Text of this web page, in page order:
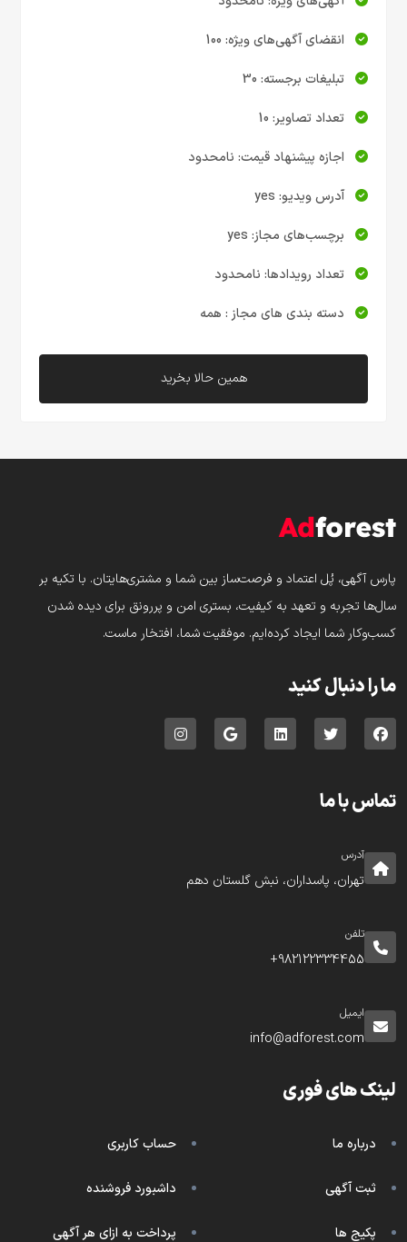
انقضای آگهی‌های ویژه: 100
تبلیغات برجسته: 30
تعداد تصاویر: 10
اجازه پیشنهاد قیمت: نامحدود
آدرس ویدیو: yes
برچسب‌های مجاز: yes
تعداد رویدادها: نامحدود
دسته بندی های مجاز : همه
همین حالا بخرید
پارس‌ آگهی، پُل اعتماد و فرصت‌ساز بین شما و مشتری‌هایتان. با تکیه بر
سال‌ها تجربه و تعهد به کیفیت، بستری امن و پررونق برای دیده شدن
کسب‌وکار شما ایجاد کرده‌ایم. موفقیت شما، افتخار ماست.
ما را دنبال کنید
تماس با ما
آدرس
تهران، پاسداران، نبش گلستان دهم
تلفن
982122334455+
ایمیل
info@adforest.com
لینک های فوری
درباره ما
ثبت آگهی
پکیج ها
حساب کاربری
داشبورد فروشنده
پرداخت به ازای هر آگهی